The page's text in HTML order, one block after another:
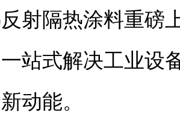
射隔热涂料重磅
站式解决工业设
动能。